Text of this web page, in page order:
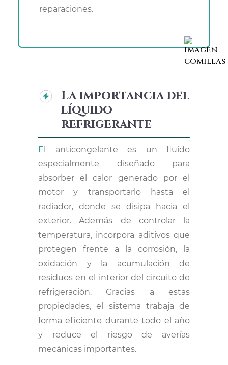
reparaciones.
La importancia del
líquido
refrigerante
El anticongelante es un fluido
especialmente diseñado para
absorber el calor generado por el
motor y transportarlo hasta el
radiador, donde se disipa hacia el
exterior. Además de controlar la
temperatura, incorpora aditivos que
protegen frente a la corrosión, la
oxidación y la acumulación de
residuos en el interior del circuito de
refrigeración. Gracias a estas
propiedades, el sistema trabaja de
forma eficiente durante todo el año
y reduce el riesgo de averías
mecánicas importantes.